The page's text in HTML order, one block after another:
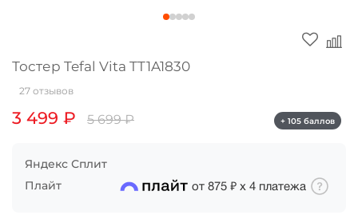
Тостер Tefal Vita TT1A1830
27 отзывов
3 499 ₽ 5 699 ₽ + 105 баллов
Яндекс Сплит
Плайт
от 875 ₽ х 4 платежа
% картой
выбранный способом
списываться с вашей карты